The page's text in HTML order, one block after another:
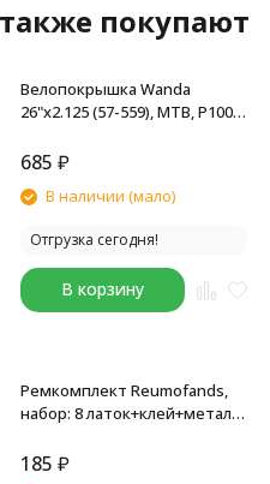
покупают
Велопокрышка Wanda
26"х2.125 (57-559), MTB, P1004,
685 ₽
В наличии (мало)
Отгрузка сегодня!
В корзину
Ремкомплект Reumofands,
набор: 8 латок+клей+метал.
камеры+2 монтировки,
185 ₽